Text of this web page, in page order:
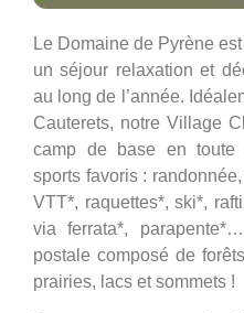
Le Domaine de Pyrène
un séjour relaxation et
au long de l’année.
Cauterets, notre Village
camp de base en toute
sports favoris :
VTT*, raquettes*, ski*,
via ferrata*,
postale composé de
prairies, lacs et sommets !